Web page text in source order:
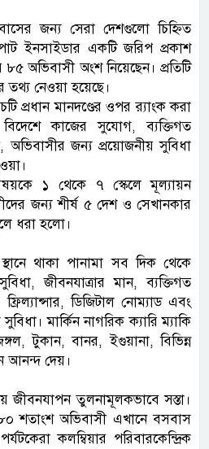
জন্য সেরা দেশগুলো চিহ্নিত
ইনসাইডার একটি জরিপ প্রকাশ
অভিবাসী অংশ নিয়েছেন। প্রতিটি
নেওয়া হয়েছে।
প্রধান মানদণ্ডের ওপর র‌্যাংক করা
কাজের সুযোগ, ব্যক্তিগত
অভিবাসীর জন্য প্রয়োজনীয় সুবিধা
১ থেকে ৭ স্কেলে মূল্যায়ন
জন্য শীর্ষ ৫ দেশ ও সেখানকার
ধরা হলো।
থাকা পানামা সব দিক থেকে
জীবনযাত্রার মান, ব্যক্তিগত
ফ্রিল্যান্সার, ডিজিটাল নোম্যাড এবং
মার্কিন নাগরিক ক্যারি ম্যাকি
টুকান, বানর, ইগুয়ানা, বিভিন্ন
আনন্দ দেয়।
জীবনযাপন তুলনামূলকভাবে সস্তা।
শতাংশ অভিবাসী এখানে বসবাস
কলম্বিয়ার পরিবারকেন্দ্রিক